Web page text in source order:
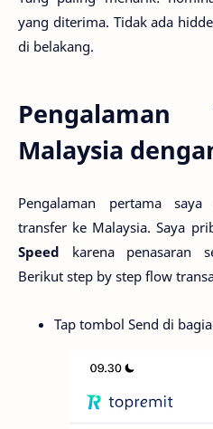
yang diterima. Tidak ada
di belakang.
Malaysia
Pengalaman pertama
transfer ke Malaysia. Saya
Speed karena penasaran
Berikut step by step flow
Tap tombol Send di